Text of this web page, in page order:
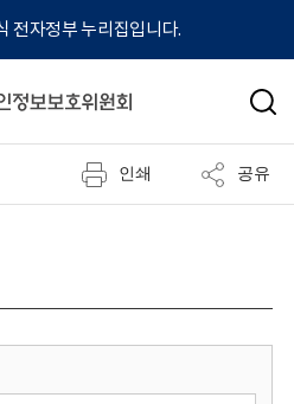
전자정부 누리집입니다.
검
인쇄 공유